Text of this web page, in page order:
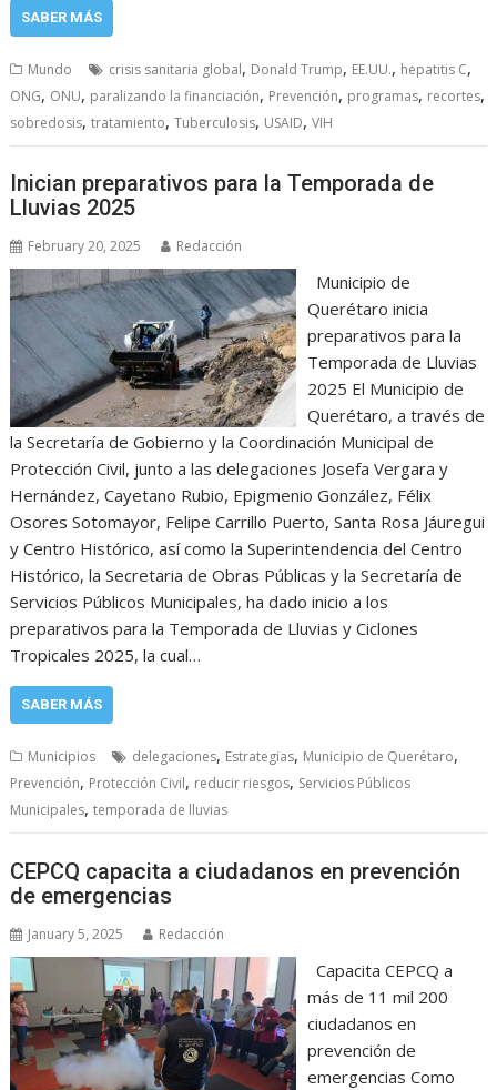
SABER MÁS
Mundo crisis sanitaria global, Donald Trump, EE.UU., hepatitis C,
ONG, ONU, paralizando la financiación, Prevención, programas, recortes,
sobredosis,tratamiento,Tuberculosis, USAID,VIH
Inician preparativos para la Temporada de
Lluvias 2025
February 20, 2025 Redacción
Municipio de
Querétaro inicia
preparativos para la
Temporada de Lluvias
2025 El Municipio de
Querétaro, a través de
la Secretaría de Gobierno y la Coordinación Municipal de
Protección Civil, junto a las delegaciones Josefa Vergara y
Hernández, Cayetano Rubio, Epigmenio González, Félix
Osores Sotomayor, Felipe Carrillo Puerto, Santa Rosa Jáuregui
y Centro Histórico, así como la Superintendencia del Centro
Histórico, la Secretaria de Obras Públicas y la Secretaría de
Servicios Públicos Municipales, ha dado inicio a los
preparativos para la Temporada de Lluvias y Ciclones
Tropicales 2025, la cual…
SABER MÁS
Municipios delegaciones, Estrategias, Municipio de Querétaro,
Prevención, Protección Civil, reducir riesgos, Servicios Públicos
Municipales,temporada de lluvias
CEPCQ capacita a ciudadanos en prevención
de emergencias
January 5, 2025 Redacción
Capacita CEPCQ a
más de 11 mil 200
ciudadanos en
prevención de
emergencias Como